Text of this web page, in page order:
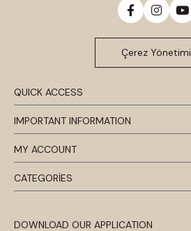
QUICK ACCESS
IMPORTANT INFORMATION
MY ACCOUNT
CATEGORİES
DOWNLOAD OUR APPLICATION
Çerez Yönetimi